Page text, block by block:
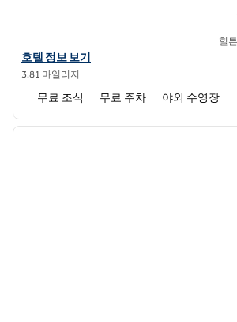
햄튼 인 코빙턴의 호텔 정보 보기
호텔 정보 보기
3.81 마일리지
힐
무료 조식 무료 주차 야외 수영장
1/12